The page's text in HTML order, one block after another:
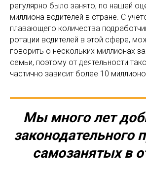
регулярно было занято, по нашей
миллиона водителей в стране. С
плавающего количества
ротации водителей в этой сфере,
говорить о нескольких миллионах
семьи, поэтому от деятельности
частично зависит более 10
Мы много лет
законодательного
самозанятых в